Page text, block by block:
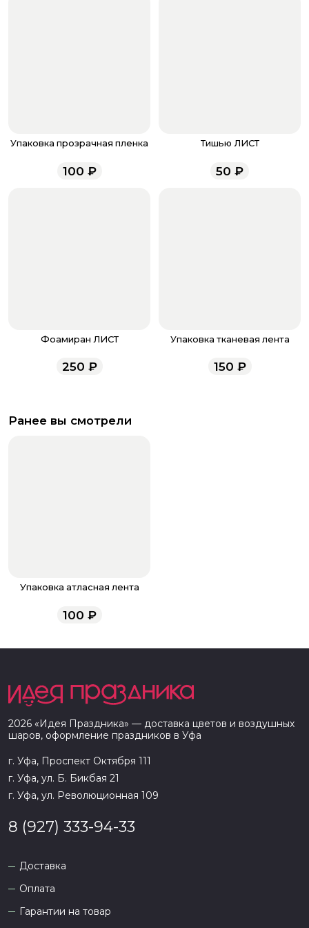
8 (927) 936-71-86
напишите WhatsApp
менеджеры работают ежедневно с 9.00 до 23.00 и
всегда рады проконсультировать вас.
Упаковка прозрачная пленка
100 ₽
Тишью ЛИСТ
50 ₽
Фоамиран ЛИСТ
250 ₽
Упаковка тканевая лента
150 ₽
Ранее вы смотрели
Упаковка атласная лента
100 ₽
2026 «Идея Праздника» — доставка цветов и воздушных
шаров, оформление праздников в Уфа
г. Уфа, Проспект Октября 111
г. Уфа, ул. Б. Бикбая 21
г. Уфа, ул. Революционная 109
8 (927) 333-94-33
Доставка
Оплата
Гарантии на товар